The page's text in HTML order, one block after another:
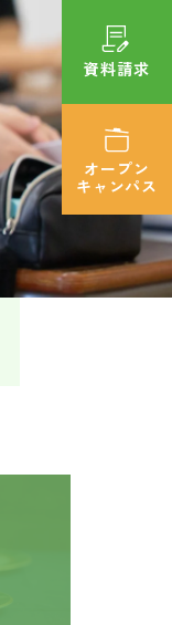
資料請求
オープン
キャンパス